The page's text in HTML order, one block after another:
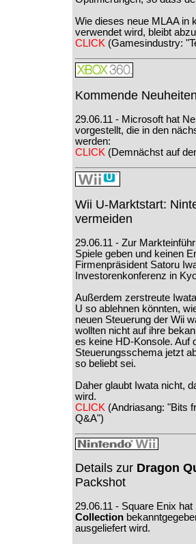
Wie dieses neue MLAA in
verwendet wird, bleibt
CLICK (Gamesindustry:
Kommende
29.06.11 - Microsoft hat
vorgestellt, die in den
werden:
CLICK (Demnächst auf
Wii U-Marktstart:
vermeiden
29.06.11 - Zur
Spiele geben und keinen
Firmenpräsident Satoru
Investorenkonferenz in
Außerdem zerstreute
U so ablehnen könnten,
neuen Steuerung der Wii
wollten nicht auf ihre
es keine HD-Konsole. Auf
Steuerungsschema jetzt
so beliebt sei.
Daher glaubt Iwata nicht,
wird.
CLICK (Andriasang: "Bits
Q&A")
Details zur Dragon
Packshot
29.06.11 - Square Enix
Collection
ausgeliefert wird.